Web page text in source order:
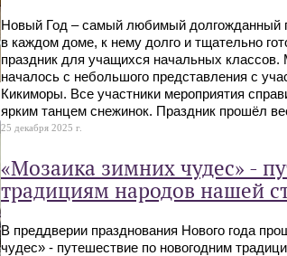
Новый Год – самый любимый долгожданный
в каждом доме, к нему долго и тщательно
праздник для учащихся начальных классов.
началось с небольшого представления с
Кикиморы. Все участники мероприятия
ярким танцем снежинок. Праздник прошёл
25 декабря 2025 г.
«Мозаика зимних чудес» -
традициям народов нашей
В преддверии празднования Нового года
чудес» - путешествие по новогодним